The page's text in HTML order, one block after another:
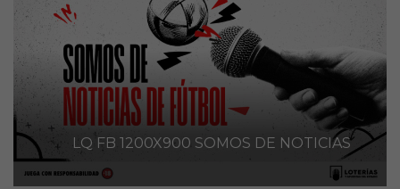
LQ FB 1200X900 SOMOS DE NOTICIAS